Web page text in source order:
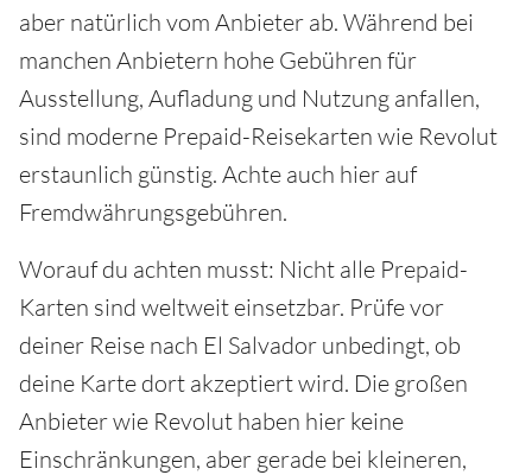
aber natürlich vom Anbieter ab. Während bei
manchen Anbietern hohe Gebühren für
Ausstellung, Aufladung und Nutzung anfallen,
sind moderne Prepaid-Reisekarten wie Revolut
erstaunlich günstig. Achte auch hier auf
Fremdwährungsgebühren.
Worauf du achten musst: Nicht alle Prepaid-
Karten sind weltweit einsetzbar. Prüfe vor
deiner Reise nach El Salvador unbedingt, ob
deine Karte dort akzeptiert wird. Die großen
Anbieter wie Revolut haben hier keine
Einschränkungen, aber gerade bei kleineren,